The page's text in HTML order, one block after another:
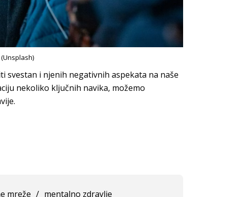
svestan i njenih negativnih aspekata na naše
nekoliko ključnih navika, možemo
mreže / mentalno zdravlje